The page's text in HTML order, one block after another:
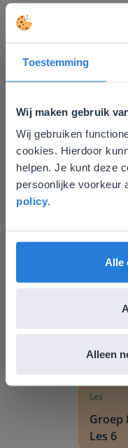
Toestemming
Wij maken gebruik
Wij gebruiken
cookies. Hierdoor
helpen. Je kunt deze
persoonlijke voorkeur
policy.
Alle
Alleen
Groep 8,
Les
Les 11
Groep 8,
Les
Groep
Les 6
Deze
overeen
Gezien je locatie,
liever naar de
English